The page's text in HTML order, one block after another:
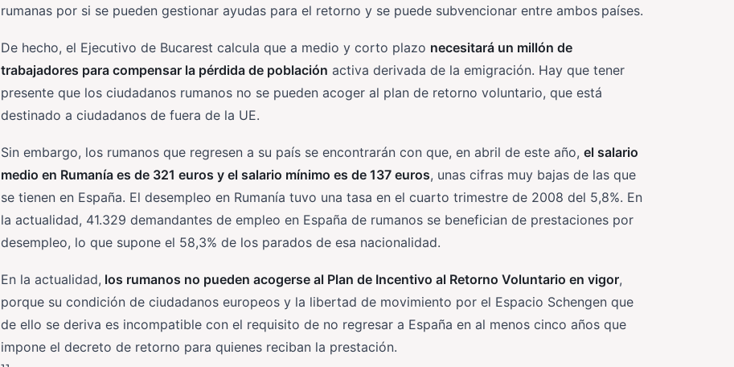
rumanas por si se pueden gestionar ayudas para el retorno y se puede subvencionar entre ambos países.
De hecho, el Ejecutivo de Bucarest calcula que a medio y corto plazo necesitará un millón de
trabajadores para compensar la pérdida de población activa derivada de la emigración. Hay que tener
presente que los ciudadanos rumanos no se pueden acoger al plan de retorno voluntario, que está
destinado a ciudadanos de fuera de la UE.
Sin embargo, los rumanos que regresen a su país se encontrarán con que, en abril de este año, el salario
medio en Rumanía es de 321 euros y el salario mínimo es de 137 euros, unas cifras muy bajas de las que
se tienen en España. El desempleo en Rumanía tuvo una tasa en el cuarto trimestre de 2008 del 5,8%. En
la actualidad, 41.329 demandantes de empleo en España de rumanos se benefician de prestaciones por
desempleo, lo que supone el 58,3% de los parados de esa nacionalidad.
En la actualidad, los rumanos no pueden acogerse al Plan de Incentivo al Retorno Voluntario en vigor,
porque su condición de ciudadanos europeos y la libertad de movimiento por el Espacio Schengen que
de ello se deriva es incompatible con el requisito de no regresar a España en al menos cinco años que
impone el decreto de retorno para quienes reciban la prestación.